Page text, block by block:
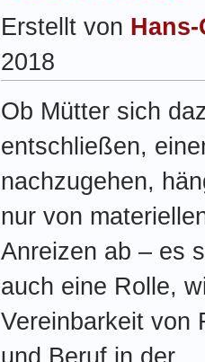
Erstellt von
2018
Ob Mütter sich
entschließen,
nachzugehen,
nur von
Anreizen ab – es
auch eine Rolle,
Vereinbarkeit von
und Beruf in der